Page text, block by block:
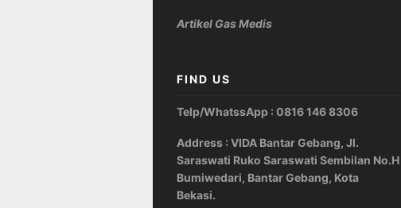
Artikel Gas Medis
FIND US
Telp/WhatssApp : 0816 146 8306
Address : VIDA Bantar Gebang, Jl.
Saraswati Ruko Saraswati Sembilan No.H
Bumiwedari, Bantar Gebang, Kota
Bekasi.